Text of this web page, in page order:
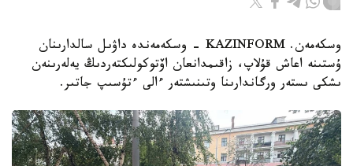
وسكەمەن. KAZINFORM - وسكەمەندە داۋىل سالدارىنان
ۇستىنە اعاش قۇلاپ، زاقىمدانعان اۆتوكولىكتەردىڭ يەلەرىنەن
ىشكى ىستەر ورگاندارىنا وتىنىشتەر ءالى ءتۇسىپ جاتىر.